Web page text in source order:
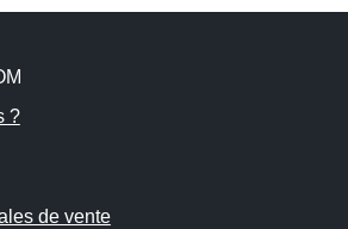
?
de vente